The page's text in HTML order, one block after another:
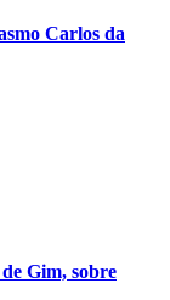
Carlos da
Gim, sobre